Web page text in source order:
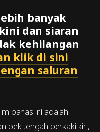
banyak
dan siaran
kehilangan
klik di sini
saluran
panas ini adalah
bek tengah berkaki kiri,